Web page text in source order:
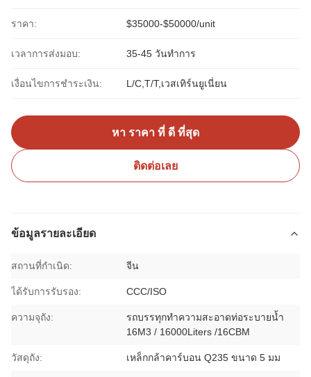
ราคา: $35000-$50000/unit
เวลาการส่งมอบ: 35-45 วันทำการ
เงื่อนไขการชำระเงิน: L/C,T/T,เวสเทิร์นยูเนี่ยน
หา ราคา ที่ ดี ที่สุด
ติดต่อเลย
ข้อมูลรายละเอียด
สถานที่กำเนิด: จีน
ได้รับการรับรอง: CCC/ISO
ความจุถัง:
รถบรรทุกทำความสะอาดท่อระบายน้ำ
16M3 / 16000Liters /16CBM
วัสดุถัง: เหล็กกล้าคาร์บอน Q235 ขนาด 5 มม